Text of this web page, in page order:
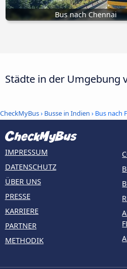
Bus nach Chennai
Städte in der Umgebung
CheckMyBus› Busse in Indien › Bus nach
IMPRESSUM
DATENSCHUTZ
ÜBER UNS
PRESSE
KARRIERE
PARTNER
METHODIK